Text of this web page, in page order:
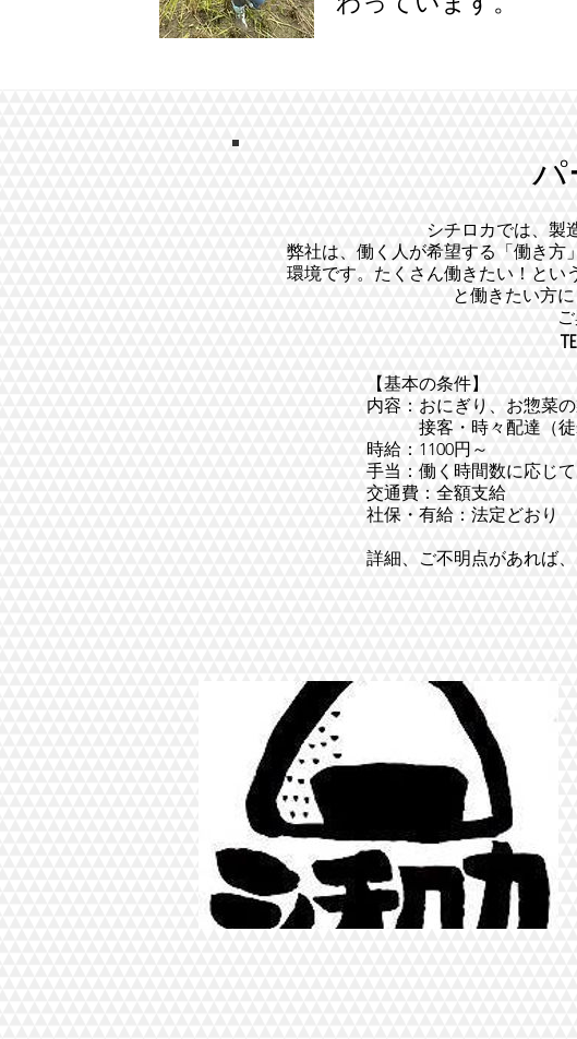
パ
シチロカでは、製
弊社は、働く人が希望する「働き方
環境です。 たくさん働きたい！とい
と働きたい方
【基本の条件】
内容：おにぎり、お惣菜
接客・時々配達（徒
時給：1100円～
手当：働く時間数に応じて
交通費：全額支給
社保・有給：法定どおり
詳細、ご不明点があれば